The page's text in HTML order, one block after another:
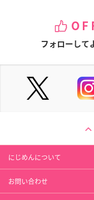
フォローして
にじめんについて
お問い合わせ